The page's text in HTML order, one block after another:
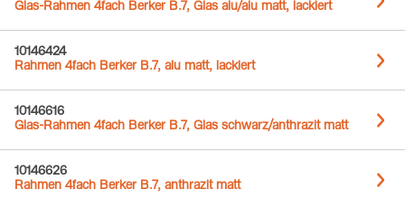
Glas-Rahmen 4fach Berker B.7, Glas alu/alu matt, lackiert
10146424
Rahmen 4fach Berker B.7, alu matt, lackiert
10146616
Glas-Rahmen 4fach Berker B.7, Glas schwarz/anthrazit matt
10146626
Rahmen 4fach Berker B.7, anthrazit matt